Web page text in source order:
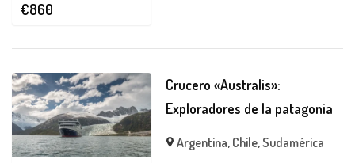
€860
Crucero «Australis»:
Exploradores de la patagonia
Argentina, Chile,Sudamérica